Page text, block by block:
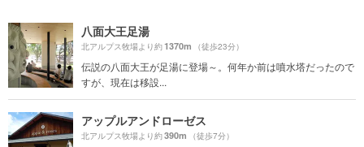
八面大王足湯
北アルプス牧場より約1370m （徒歩23分）
伝説の八面大王が足湯に登場～。何年か前は噴水塔だったので
すが、現在は移設...
アップルアンドローゼス
北アルプス牧場より約390m （徒歩7分）